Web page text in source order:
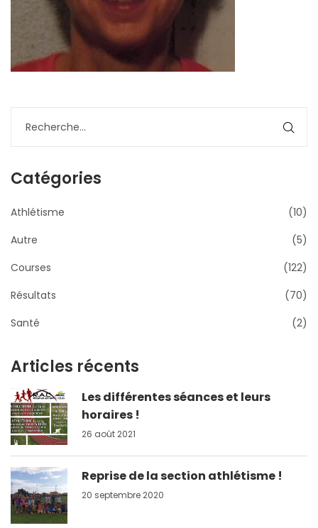
Catégories
Athlétisme
(10)
Autre
(5)
Courses
(122)
Résultats
(70)
Santé
(2)
Articles récents
Les différentes séances et leurs
horaires !
26 août 2021
Reprise de la section athlétisme !
20 septembre 2020